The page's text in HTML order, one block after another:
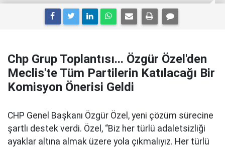
Chp Grup Toplantısı... Özgür Özel'den
Meclis'te Tüm Partilerin Katılacağı Bir
Komisyon Önerisi Geldi
CHP Genel Başkanı Özgür Özel, yeni çözüm sürecine
şartlı destek verdi. Özel, “Biz her türlü adaletsizliği
ayaklar altına almak üzere yola çıkmalıyız. Her türlü